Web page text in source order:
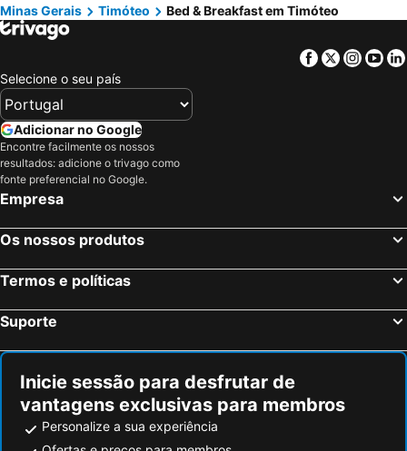
Minas Gerais
Timóteo Bed & Breakfast em Timóteo
Facebook
Twitter
Selecione o seu país
Adicionar no Google
Encontre facilmente os nossos
resultados: adicione o trivago como
fonte preferencial no Google.
Empresa
Os nossos produtos
Termos e políticas
Suporte
Inicie sessão para desfrutar de
vantagens exclusivas para membros
Personalize a sua experiência